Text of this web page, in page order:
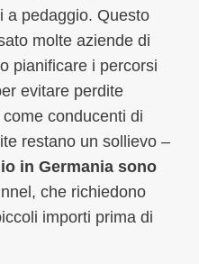
a pedaggio. Questo
molte aziende di
pianificare i percorsi
evitare perdite
conducenti di
restano un sollievo –
in Germania sono
che richiedono
importi prima di